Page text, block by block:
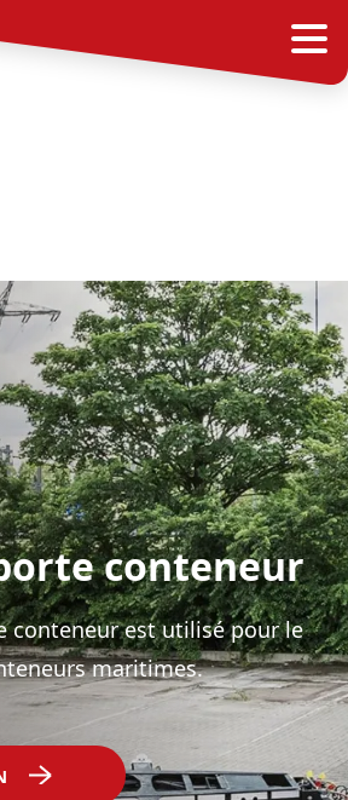
conteneur
conteneur est utilisé pour le
maritimes.